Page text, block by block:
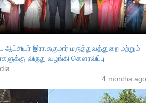
ஆட்சியர் இரா.சுகுமார் மருத்துவத்துறை மற்றும்
விருது வழங்கி கௌரவிப்பு
4 months ago